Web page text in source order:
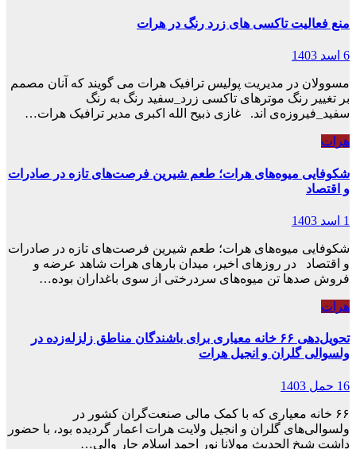
منع فعالیت تاکسی های زرد رنگ در هرات
6 اسد 1403
مسوولان در مدیریت پولیس ترافیک هرات می گویند که آنان مصمم
بر تغییر رنگ موترهای تاکسی زرد_سفید رنگ به رنگ
سفید_فیروزه‌ی اند. غازی ذبیح الله اکبری مدیر ترافیک هرات…
هرات
شکوفایی میوه‌های هرات؛ طعم شیرین فرصت‌های تازه در صادرات
و اقتصاد
1 اسد 1403
شکوفایی میوه‌های هرات؛ طعم شیرین فرصت‌های تازه در صادرات
و اقتصاد در روزهای اخیر، میدان‌ بارهای هرات شاهد عرضه و
فروش صدها تن میوه‌های سردرختی از سوی باغداران بوده…
هرات
تحویل‌دهی ۶۶ خانه معیاری برای باشندگان مناطق زلزله‌زده در
ولسوالی گلران و انجیل هرات
16 حمل 1403
۶۶ خانه معیاری که با کمک مالی صنعت‌گران کشور در
ولسوالی‌های گلران و انجیل ولایت هرات اعمار گردیده بود، با حضور
داشت شیخ الحدیث مولانا نور احمد اسلام جار والی…